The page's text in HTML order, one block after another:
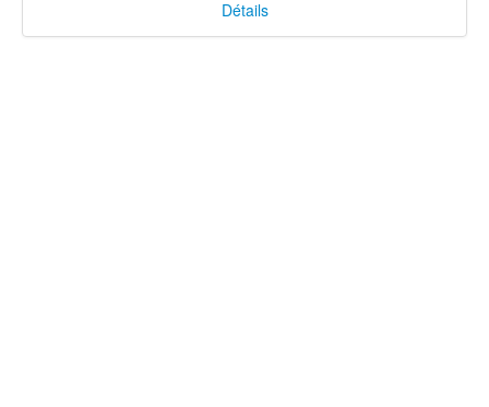
Détails